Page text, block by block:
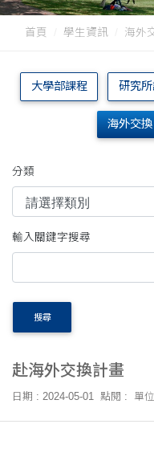
首頁 學生資訊 海外
大學部課程 研究
海外交換
分類
輸入關鍵字搜尋
搜尋
赴海外交換計畫
日期 : 2024-05-01 點閱 : 單